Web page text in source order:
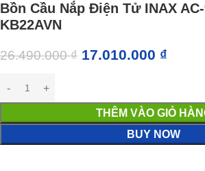
Bồn Cầu Nắp Điện Tử INAX
KB22AVN
26.490.000₫ 17.010.000 ₫
THÊM VÀO GIỎ
BUY NOW